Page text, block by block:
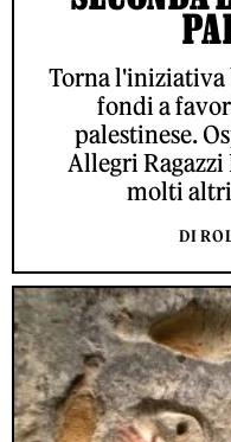
Torna l'iniziativa
fondi a
palestinese.
Allegri
molti
DI